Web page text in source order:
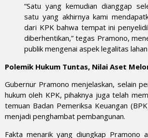
“Satu yang kemudian dianggap
satu yang akhirnya kami
dari KPK bahwa tempat ini
diberhentikan,” tegas Pramono,
publik mengenai aspek legalitas
Polemik Hukum Tuntas, Nilai Aset
Gubernur Pramono menjelaskan, selain
hukum oleh KPK, pihaknya juga telah
temuan Badan Pemeriksa Keuangan
menjadi penghambat pembangunan.
Fakta menarik yang diungkap Pramono